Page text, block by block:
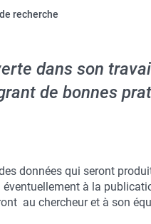
recherche
dans son
de bonnes
données qui seront
à la
au chercheur et à son